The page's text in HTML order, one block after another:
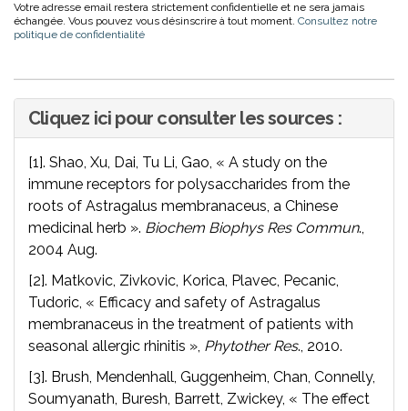
Votre adresse email restera strictement confidentielle et ne sera jamais
échangée. Vous pouvez vous désinscrire à tout moment. Consultez notre
politique de confidentialité
Cliquez ici pour consulter les sources :
[1]. Shao, Xu, Dai, Tu Li, Gao, « A study on the
immune receptors for polysaccharides from the
roots of Astragalus membranaceus, a Chinese
medicinal herb ». Biochem Biophys Res Commun.,
2004 Aug.
[2]. Matkovic, Zivkovic, Korica, Plavec, Pecanic,
Tudoric, « Efficacy and safety of Astragalus
membranaceus in the treatment of patients with
seasonal allergic rhinitis », Phytother Res., 2010.
[3]. Brush, Mendenhall, Guggenheim, Chan, Connelly,
Soumyanath, Buresh, Barrett, Zwickey, « The effect